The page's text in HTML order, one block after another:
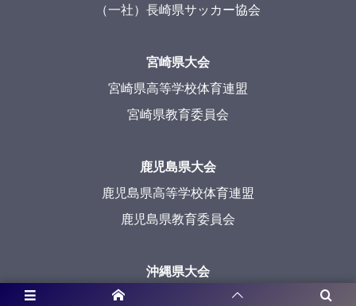
（一社）長崎県サッカー協会
宮崎県大会
宮崎県高等学校体育連盟
宮崎県教育委員会
鹿児島県大会
鹿児島県高等学校体育連盟
鹿児島県教育委員会
沖縄県大会
沖縄県高等学校体育連盟